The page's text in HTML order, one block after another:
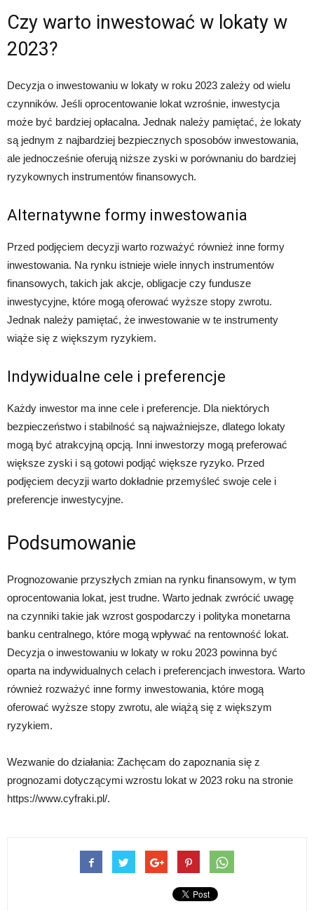
Czy warto inwestować w lokaty w
2023?
Decyzja o inwestowaniu w lokaty w roku 2023 zależy od wielu
czynników. Jeśli oprocentowanie lokat wzrośnie, inwestycja
może być bardziej opłacalna. Jednak należy pamiętać, że lokaty
są jednym z najbardziej bezpiecznych sposobów inwestowania,
ale jednocześnie oferują niższe zyski w porównaniu do bardziej
ryzykownych instrumentów finansowych.
Alternatywne formy inwestowania
Przed podjęciem decyzji warto rozważyć również inne formy
inwestowania. Na rynku istnieje wiele innych instrumentów
finansowych, takich jak akcje, obligacje czy fundusze
inwestycyjne, które mogą oferować wyższe stopy zwrotu.
Jednak należy pamiętać, że inwestowanie w te instrumenty
wiąże się z większym ryzykiem.
Indywidualne cele i preferencje
Każdy inwestor ma inne cele i preferencje. Dla niektórych
bezpieczeństwo i stabilność są najważniejsze, dlatego lokaty
mogą być atrakcyjną opcją. Inni inwestorzy mogą preferować
większe zyski i są gotowi podjąć większe ryzyko. Przed
podjęciem decyzji warto dokładnie przemyśleć swoje cele i
preferencje inwestycyjne.
Podsumowanie
Prognozowanie przyszłych zmian na rynku finansowym, w tym
oprocentowania lokat, jest trudne. Warto jednak zwrócić uwagę
na czynniki takie jak wzrost gospodarczy i polityka monetarna
banku centralnego, które mogą wpływać na rentowność lokat.
Decyzja o inwestowaniu w lokaty w roku 2023 powinna być
oparta na indywidualnych celach i preferencjach inwestora. Warto
również rozważyć inne formy inwestowania, które mogą
oferować wyższe stopy zwrotu, ale wiążą się z większym
ryzykiem.
Wezwanie do działania: Zachęcam do zapoznania się z
prognozami dotyczącymi wzrostu lokat w 2023 roku na stronie
https://www.cyfraki.pl/.